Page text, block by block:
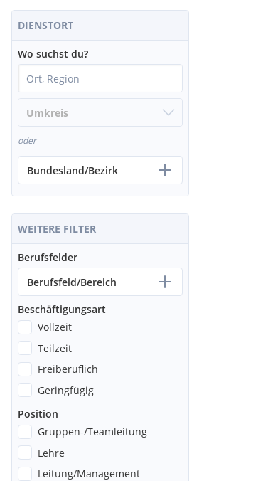
DIENSTORT
Wo suchst du?
oder
Bundesland/Bezirk
WEITERE FILTER
Berufsfelder
Berufsfeld/Bereich
Beschäftigungsart
Vollzeit
Teilzeit
Freiberuflich
Geringfügig
Position
Gruppen-/Teamleitung
Lehre
Leitung/Management